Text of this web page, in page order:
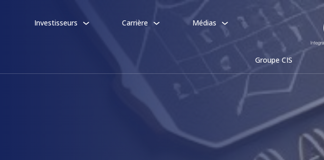
Investisseurs Carrière Médias
Groupe CIS